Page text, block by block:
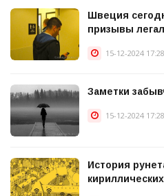
Швеция
призывы
15-12-2024
Заметки
15-12-2024
История